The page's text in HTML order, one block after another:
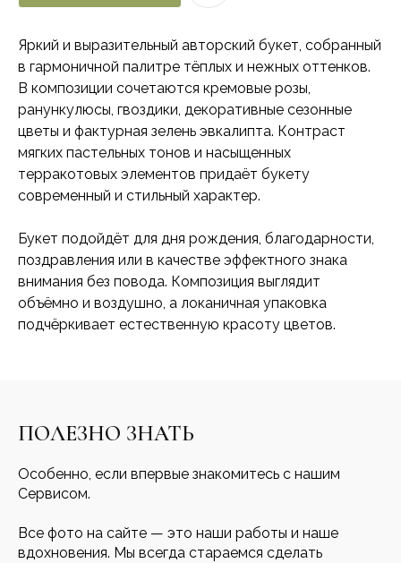
Яркий и выразительный авторский букет, собранный
в гармоничной палитре тёплых и нежных оттенков.
В композиции сочетаются кремовые розы,
ранункулюсы, гвоздики, декоративные сезонные
цветы и фактурная зелень эвкалипта. Контраст
мягких пастельных тонов и насыщенных
терракотовых элементов придаёт букету
современный и стильный характер.
Букет подойдёт для дня рождения, благодарности,
поздравления или в качестве эффектного знака
внимания без повода. Композиция выглядит
объёмно и воздушно, а локаничная упаковка
подчёркивает естественную красоту цветов.
ПОЛЕЗНО ЗНАТЬ
Особенно, если впервые знакомитесь с нашим
Сервисом.
Все фото на сайте — это наши работы и наше
вдохновения. Мы всегда стараемся сделать